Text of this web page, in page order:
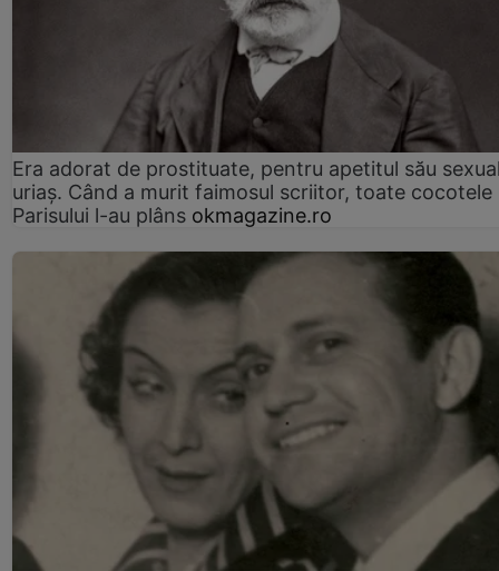
Era adorat de prostituate, pentru apetitul său
uriaș. Când a murit faimosul scriitor, toate cocotele
Parisului l-au plâns okmagazine.ro